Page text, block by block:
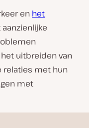
en het
aanzienlijke
uitbreiden van
relaties met hun
met